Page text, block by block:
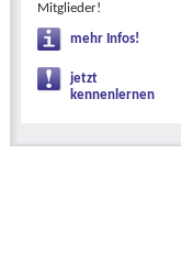
Mitglieder!
mehr Infos!
jetzt
kennenlernen